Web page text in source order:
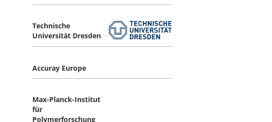
Technische
Universität Dresden
Accuray Europe
Max-Planck-Institut
für
Polymerforschung